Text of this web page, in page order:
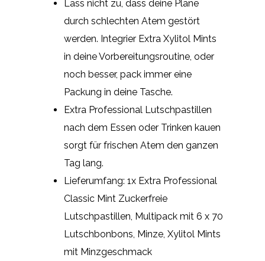
Lass nicht zu, dass deine Pläne
durch schlechten Atem gestört
werden. Integrier Extra Xylitol Mints
in deine Vorbereitungsroutine, oder
noch besser, pack immer eine
Packung in deine Tasche.
Extra Professional Lutschpastillen
nach dem Essen oder Trinken kauen
sorgt für frischen Atem den ganzen
Tag lang.
Lieferumfang: 1x Extra Professional
Classic Mint Zuckerfreie
Lutschpastillen, Multipack mit 6 x 70
Lutschbonbons, Minze, Xylitol Mints
mit Minzgeschmack